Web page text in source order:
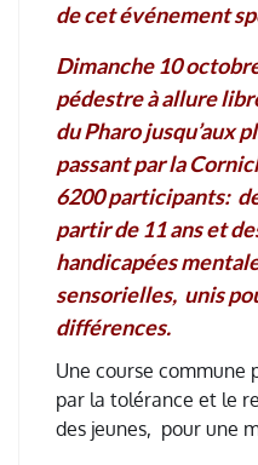
de cet événement
Dimanche 10
pédestre à allure
du Pharo jusqu’aux
passant par la
6200 participants:
partir de 11 ans et
handicapées
sensorielles, unis
différences.
Une course commune
par la tolérance et le
des jeunes, pour une